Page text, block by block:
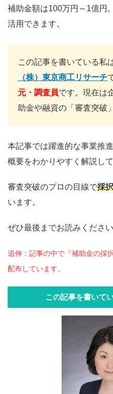
補助金額は100万円～1億円
活用できます。
この記事を書いている私
（株）東京商工リサーチ
元・調査員です。現在は
助金や融資の「審査突破
本記事では躍進的な事業推
概要をわかりやすく解説して
審査突破のプロの目線で採
います。
ぜひ最後までお読みください
追伸：記事の中で『補助金の採
配布しています。
この記事を書いて